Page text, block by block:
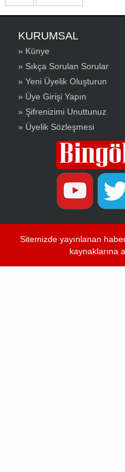
KURUMSAL
» Künye
» Sıkça Sorulan Sorular
» Yeni Üyelik Oluşturun
» Üye Girişi Yapın
» Şifrenizimi Unuttunuz
» Üyelik Sözleşmesi
Sitemizde yayınlanan
kaynaklarına